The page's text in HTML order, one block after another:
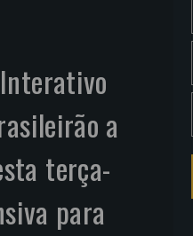
a
terça-
para